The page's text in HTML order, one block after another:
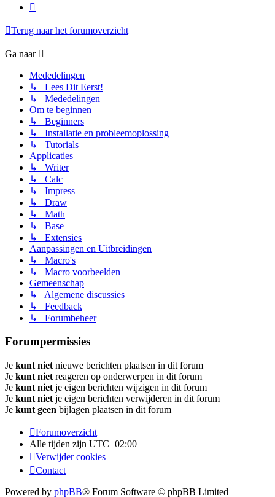
Terug naar het forumoverzicht
Ga naar
Mededelingen
↳ Lees Dit Eerst!
↳ Mededelingen
Om te beginnen
↳ Beginners
↳ Installatie en probleemoplossing
↳ Tutorials
Applicaties
↳ Writer
↳ Calc
↳ Impress
↳ Draw
↳ Math
↳ Base
↳ Extensies
Aanpassingen en Uitbreidingen
↳ Macro's
↳ Macro voorbeelden
Gemeenschap
↳ Algemene discussies
↳ Feedback
↳ Forumbeheer
Forumpermissies
Je kunt niet nieuwe berichten plaatsen in dit forum
Je kunt niet reageren op onderwerpen in dit forum
Je kunt niet je eigen berichten wijzigen in dit forum
Je kunt niet je eigen berichten verwijderen in dit forum
Je kunt geen bijlagen plaatsen in dit forum
Forumoverzicht
Alle tijden zijn UTC+02:00
Verwijder cookies
Contact
Powered by phpBB® Forum Software © phpBB Limited